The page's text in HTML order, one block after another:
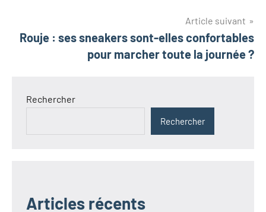
Article suivant
Rouje : ses sneakers sont-elles confortables
pour marcher toute la journée ?
Rechercher
Rechercher
Articles récents